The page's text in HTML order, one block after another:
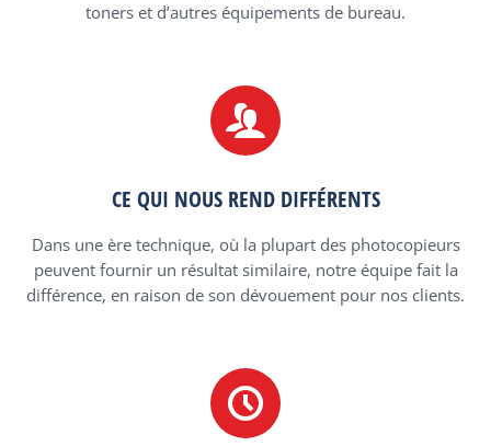
toners et d’autres équipements de bureau.
CE QUI NOUS REND DIFFÉRENTS
Dans une ère technique, où la plupart des photocopieurs
peuvent fournir un résultat similaire, notre équipe fait la
différence, en raison de son dévouement pour nos clients.